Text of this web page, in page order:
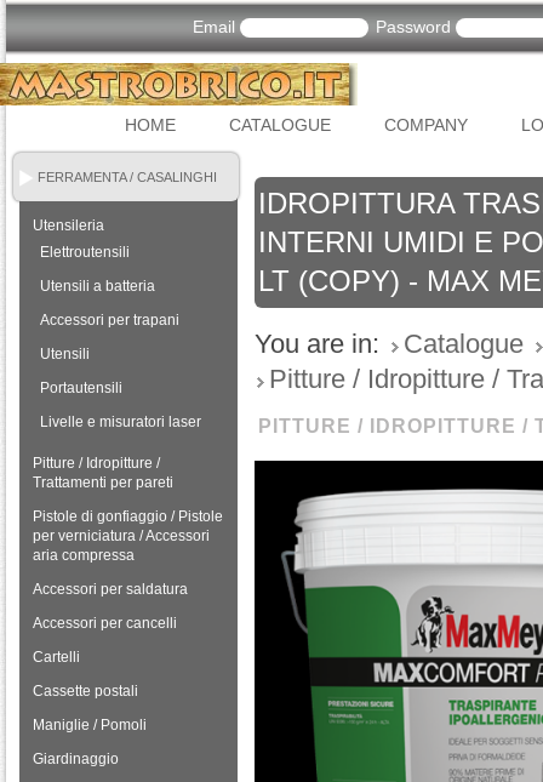
Email Password
HOME CATALOGUE COMPANY
FERRAMENTA / CASALINGHI
Utensileria
Elettroutensili
Utensili a batteria
Accessori per trapani
Utensili
Portautensili
Livelle e misuratori laser
Pitture / Idropitture /
Trattamenti per pareti
Pistole di gonfiaggio / Pistole
per verniciatura / Accessori
aria compressa
Accessori per saldatura
Accessori per cancelli
Cartelli
Cassette postali
Maniglie / Pomoli
Giardinaggio
IDROPITTURA
INTERNI UMIDI E
LT (COPY) - MAX
You are in:
Catalogue
Pitture / Idropitture /
PITTURE / IDROPITTURE /